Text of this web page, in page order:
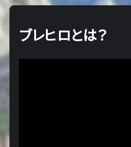
ブレヒロとは？